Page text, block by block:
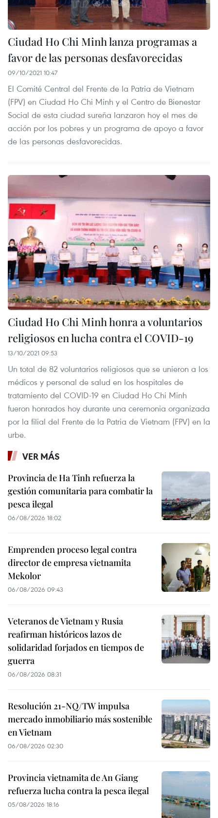
Ciudad Ho Chi Minh lanza programas a
favor de las personas desfavorecidas
09/10/2021 10:47
El Comité Central del Frente de la Patria de Vietnam
(FPV) en Ciudad Ho Chi Minh y el Centro de Bienestar
Social de esta ciudad sureña lanzaron hoy el mes de
acción por los pobres y un programa de apoyo a favor
de las personas desfavorecidas.
Ciudad Ho Chi Minh honra a voluntarios
religiosos en lucha contra el COVID-19
13/10/2021 09:53
Un total de 82 voluntarios religiosos que se unieron a los
médicos y personal de salud en los hospitales de
tratamiento del COVID-19 en Ciudad Ho Chi Minh
fueron honrados hoy durante una ceremonia organizada
por la filial del Frente de la Patria de Vietnam (FPV) en la
urbe.
VER MÁS
Provincia de Ha Tinh refuerza la
gestión comunitaria para combatir la
pesca ilegal
06/08/2026 18:02
Emprenden proceso legal contra
director de empresa vietnamita
Mekolor
06/08/2026 09:43
Veteranos de Vietnam y Rusia
reafirman históricos lazos de
solidaridad forjados en tiempos de
guerra
06/08/2026 08:31
Resolución 21-NQ/TW impulsa
mercado inmobiliario más sostenible
en Vietnam
06/08/2026 02:30
Provincia vietnamita de An Giang
refuerza lucha contra la pesca ilegal
05/08/2026 18:16